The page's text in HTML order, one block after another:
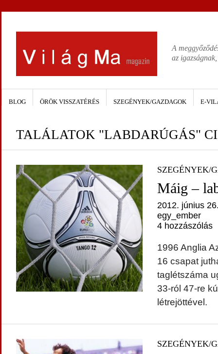
A
az
BLOG ÖRÖK VISSZATÉRÉS SZEGÉNYEK/GAZDAGOK E-
TALÁLATOK "LABDARÚGÁS"
SZEGÉNYEK/
Máig –
2012. június
egy_ember
4 hozzászólás
1996 Anglia
16 csapat
taglétszáma
33-ról 47-re
létrejöttével.
SZEGÉNYEK/